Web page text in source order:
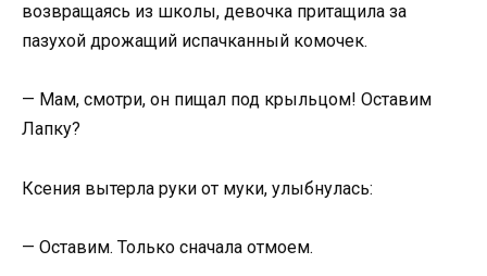
возвращаясь из школы, девочка притащила за
пазухой дрожащий испачканный комочек.
— Мам, смотри, он пищал под крыльцом! Оставим
Лапку?
Ксения вытерла руки от муки, улыбнулась:
— Оставим. Только сначала отмоем.